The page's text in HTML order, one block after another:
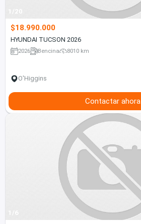
1/20
$18.990.000
HYUNDAI TUCSON 2026
2026 Bencina 8010 km
O'Higgins
Contactar ahora
1/6